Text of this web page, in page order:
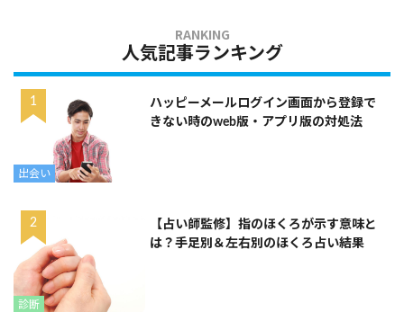
人気記事ランキング
出会い
ハッピーメールログイン画面から登録で
きない時のweb版・アプリ版の対処法
診断
【占い師監修】指のほくろが示す意味と
は？手足別＆左右別のほくろ占い結果